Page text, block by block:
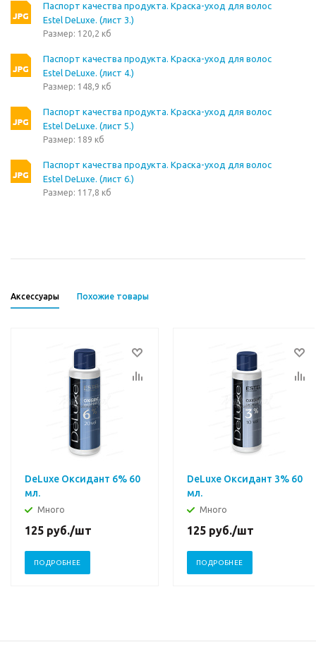
Паспорт качества продукта. Краска-уход для волос
Estel DeLuxe. (лист 3.)
Размер: 120,2 кб
Паспорт качества продукта. Краска-уход для волос
Estel DeLuxe. (лист 4.)
Размер: 148,9 кб
Паспорт качества продукта. Краска-уход для волос
Estel DeLuxe. (лист 5.)
Размер: 189 кб
Паспорт качества продукта. Краска-уход для волос
Estel DeLuxe. (лист 6.)
Размер: 117,8 кб
Аксессуары Похожие товары
DeLuxe Оксидант 6% 60
мл.
Много
125 руб./шт
ПОДРОБНЕЕ
DeLuxe Оксидант 3% 60
мл.
Много
125 руб./шт
ПОДРОБНЕЕ